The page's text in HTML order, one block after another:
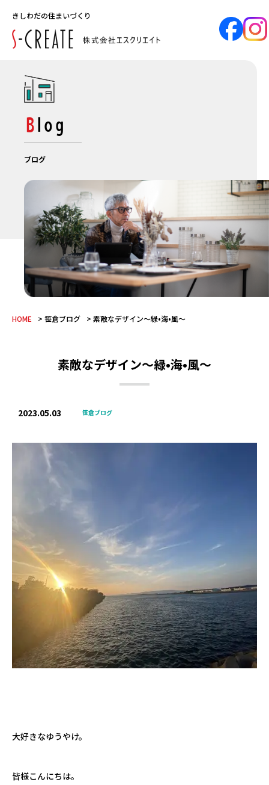
きしわだの住まいづくり
Blog
ブログ
HOME 笹倉ブログ 素敵なデザイン〜緑•海•風〜
素敵なデザイン〜緑•海•風〜
2023.05.03 笹倉ブログ
大好きなゆうやけ。
皆様こんにちは。